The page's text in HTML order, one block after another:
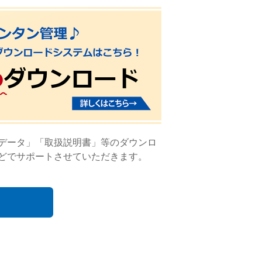
ータ」「取扱説明書」等のダウンロ
サポートさせていただきます。